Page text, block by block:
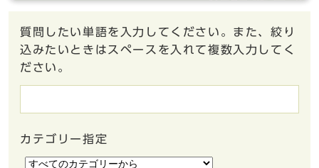
質問したい単語を入力してください。また、絞り
込みたいときはスペースを入れて複数入力してく
ださい。
カテゴリー指定